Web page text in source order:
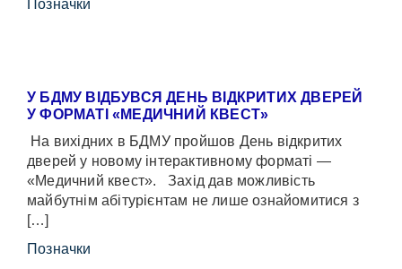
Позначки
У БДМУ ВІДБУВСЯ ДЕНЬ ВІДКРИТИХ ДВЕРЕЙ
У ФОРМАТІ «МЕДИЧНИЙ КВЕСТ»
На вихідних в БДМУ пройшов День відкритих
дверей у новому інтерактивному форматі —
«Медичний квест». Захід дав можливість
майбутнім абітурієнтам не лише ознайомитися з
[…]
Позначки